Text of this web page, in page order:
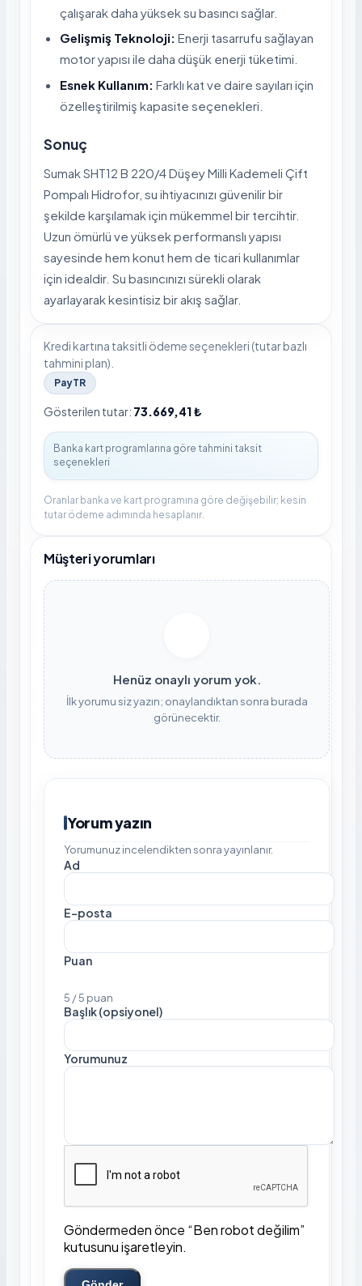
çalışarak daha yüksek su basıncı sağlar.
Gelişmiş Teknoloji: Enerji tasarrufu sağlayan
motor yapısı ile daha düşük enerji tüketimi.
Esnek Kullanım: Farklı kat ve daire sayıları için
özelleştirilmiş kapasite seçenekleri.
Sonuç
Sumak SHT12 B 220/4 Düşey Milli Kademeli Çift
Pompalı Hidrofor, su ihtiyacınızı güvenilir bir
şekilde karşılamak için mükemmel bir tercihtir.
Uzun ömürlü ve yüksek performanslı yapısı
sayesinde hem konut hem de ticari kullanımlar
için idealdir. Su basıncınızı sürekli olarak
ayarlayarak kesintisiz bir akış sağlar.
Kredi kartına taksitli ödeme seçenekleri (tutar bazlı
tahmini plan).
PayTR
Gösterilen tutar: 73.669,41 ₺
Oranlar banka ve kart programına göre değişebilir; kesin
tutar ödeme adımında hesaplanır.
Müşteri yorumları
Henüz onaylı yorum yok.
İlk yorumu siz yazın; onaylandıktan sonra burada
görünecektir.
Yorum yazın
Yorumunuz incelendikten sonra yayınlanır.
Ad
E-posta
Puan
5 / 5 puan
Başlık (opsiyonel)
Yorumunuz
Göndermeden önce “Ben robot değilim”
kutusunu işaretleyin.